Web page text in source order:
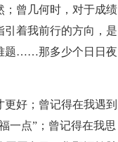
；曾几何时，对于成绩
着我前行的方向，是
题……那多少个日日夜
好；曾记得在我遇到
一点”；曾记得在我思